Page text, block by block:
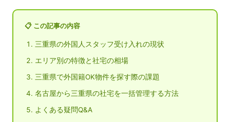
📋 この記事の内容
三重県の外国人スタッフ受け入れの現状
エリア別の特徴と社宅の相場
三重県で外国籍OK物件を探す際の課題
名古屋から三重県の社宅を一括管理する方法
よくある疑問Q&A